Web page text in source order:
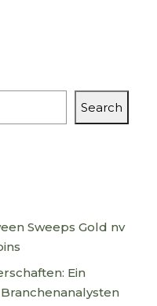
Search
Sweeps Gold nv
Ein